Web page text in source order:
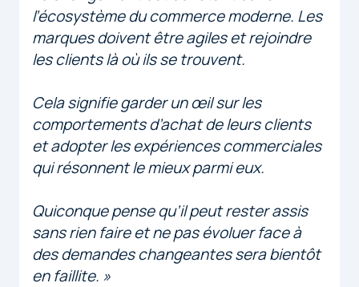
l’écosystème du commerce moderne. Les
marques doivent être agiles et rejoindre
les clients là où ils se trouvent.
Cela signifie garder un œil sur les
comportements d’achat de leurs clients
et adopter les expériences commerciales
qui résonnent le mieux parmi eux.
Quiconque pense qu’il peut rester assis
sans rien faire et ne pas évoluer face à
des demandes changeantes sera bientôt
en faillite. »